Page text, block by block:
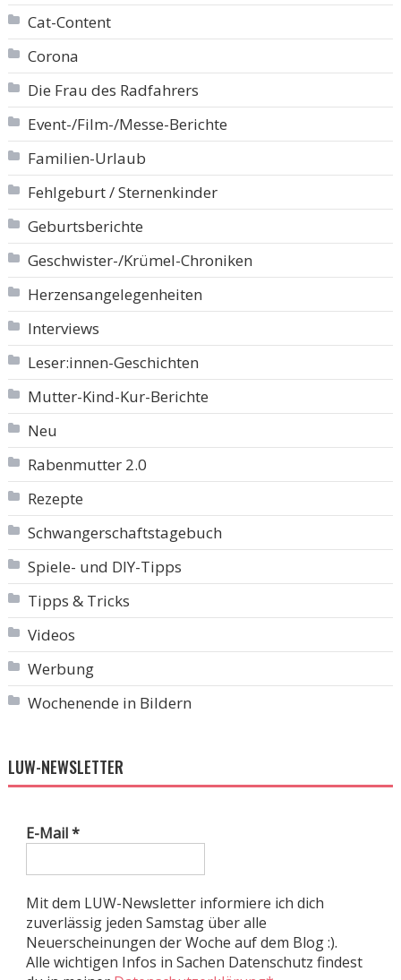
Cat-Content
Corona
Die Frau des Radfahrers
Event-/Film-/Messe-Berichte
Familien-Urlaub
Fehlgeburt / Sternenkinder
Geburtsberichte
Geschwister-/Krümel-Chroniken
Herzensangelegenheiten
Interviews
Leser:innen-Geschichten
Mutter-Kind-Kur-Berichte
Neu
Rabenmutter 2.0
Rezepte
Schwangerschaftstagebuch
Spiele- und DIY-Tipps
Tipps & Tricks
Videos
Werbung
Wochenende in Bildern
LUW-NEWSLETTER
E-Mail*
Mit dem LUW-Newsletter informiere ich dich
zuverlässig jeden Samstag über alle
Neuerscheinungen der Woche auf dem Blog :).
Alle wichtigen Infos in Sachen Datenschutz findest